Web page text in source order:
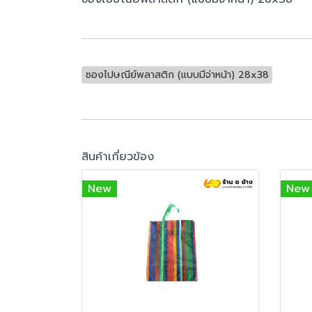
ซองไปษณีย์พลาสติก (แบบมีจ่าหน้า) 28x38
สินค้าเกี่ยวข้อง
New
New